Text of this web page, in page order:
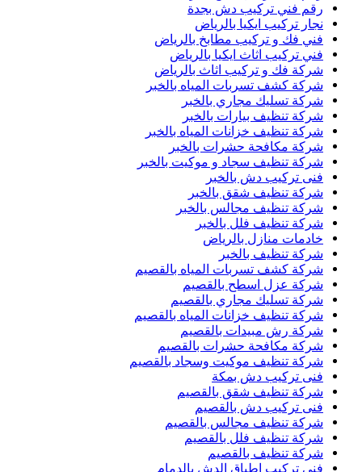
رقم فني تركيب دش بجدة
نجار تركيب ايكيا بالرياض
فني فك و تركيب مطابخ بالرياض
فني تركيب اثاث ايكيا بالرياض
شركة فك و تركيب اثاث بالرياض
شركة كشف تسربات المياه بالخبر
شركة تسليك مجاري بالخبر
شركة تنظيف بيارات بالخبر
شركة تنظيف خزانات المياه بالخبر
شركة مكافحة حشرات بالخبر
شركة تنظيف سجاد و موكيت بالخبر
فنى تركيب دش بالخبر
شركة تنظيف شقق بالخبر
شركة تنظيف مجالس بالخبر
شركة تنظيف فلل بالخبر
خادمات منازل بالرياض
شركة تنظيف بالخبر
شركة كشف تسربات المياه بالقصيم
شركة عزل اسطح بالقصيم
شركة تسليك مجاري بالقصيم
شركة تنظيف خزانات المياه بالقصيم
شركة رش مبيدات بالقصيم
شركة مكافحة حشرات بالقصيم
شركة تنظيف موكيت وسجاد بالقصيم
فنى تركيب دش بمكة
شركة تنظيف شقق بالقصيم
فنى تركيب دش بالقصيم
شركة تنظيف مجالس بالقصيم
شركة تنظيف فلل بالقصيم
شركة تنظيف بالقصيم
فنى تركيب اطباق الدش بالدمام